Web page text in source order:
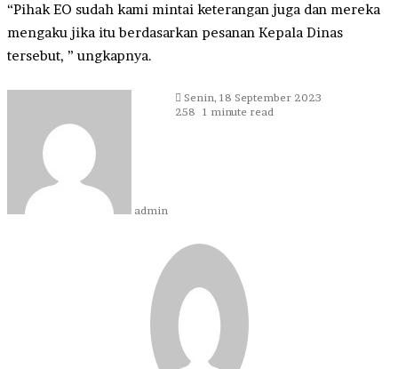
“Pihak EO sudah kami mintai keterangan juga dan mereka
mengaku jika itu berdasarkan pesanan Kepala Dinas
tersebut, ” ungkapnya.
admin
Send
an
Senin, 18 September 2023
258 1 minute read